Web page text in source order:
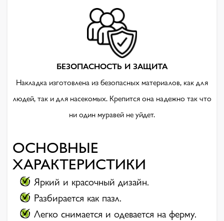
БЕЗОПАСНОСТЬ И ЗАЩИТА
Накладка изготовлена ​​из безопасных материалов, как для
людей, так и для насекомых. Крепится она надежно так что
ни один муравей не уйдет.
ОСНОВНЫЕ
ХАРАКТЕРИСТИКИ
Яркий и красочный дизайн.
Разбирается как пазл.
Легко снимается и одевается на ферму.